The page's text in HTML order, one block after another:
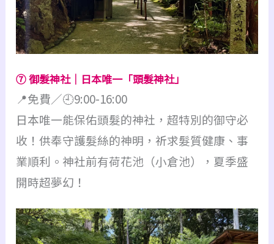
⑦ 御髮神社｜日本唯一「頭髮神社」
📍免費／🕘9:00-16:00
日本唯一能保佑頭髮的神社，超特別的御守必
收！供奉守護髮絲的神明，祈求髮質健康、事
業順利。神社前有荷花池（小倉池），夏季盛
開時超夢幻！